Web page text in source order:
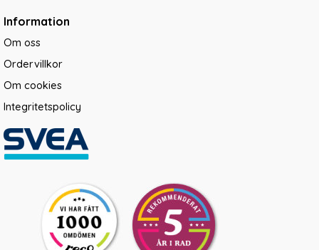
Information
Om oss
Ordervillkor
Om cookies
Integritetspolicy